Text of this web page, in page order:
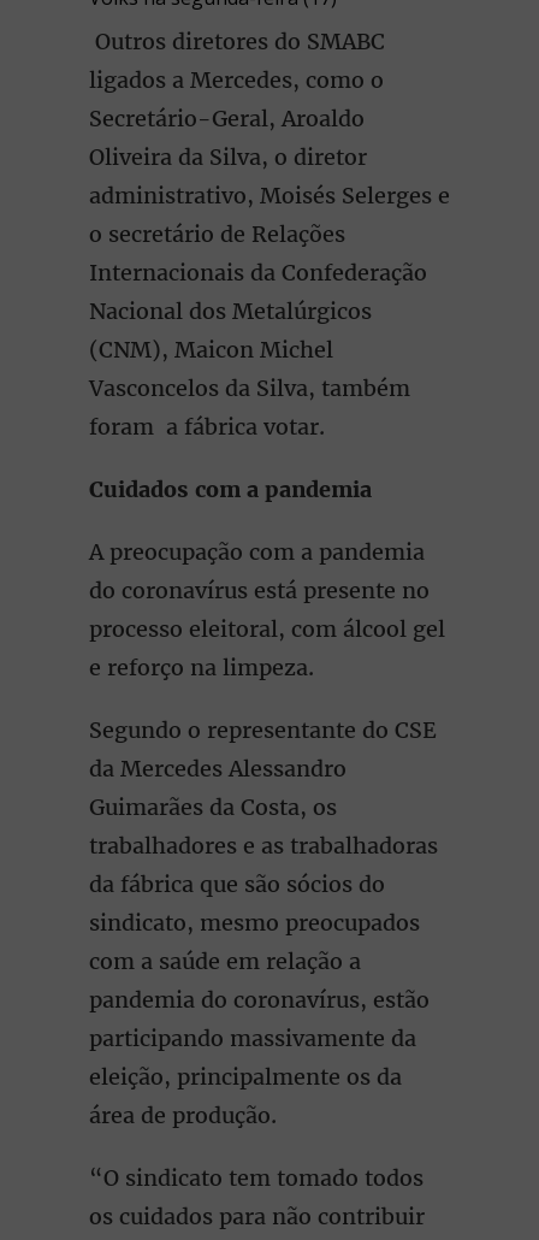
Outros diretores do SMABC
ligados a Mercedes, como o
Secretário-Geral, Aroaldo
Oliveira da Silva, o diretor
administrativo, Moisés Selerges e
o secretário de Relações
Internacionais da Confederação
Nacional dos Metalúrgicos
(CNM), Maicon Michel
Vasconcelos da Silva, também
foram a fábrica votar.
Cuidados com a pandemia
A preocupação com a pandemia
do coronavírus está presente no
processo eleitoral, com álcool gel
e reforço na limpeza.
Segundo o representante do CSE
da Mercedes Alessandro
Guimarães da Costa, os
trabalhadores e as trabalhadoras
da fábrica que são sócios do
sindicato, mesmo preocupados
com a saúde em relação a
pandemia do coronavírus, estão
participando massivamente da
eleição, principalmente os da
área de produção.
“O sindicato tem tomado todos
os cuidados para não contribuir